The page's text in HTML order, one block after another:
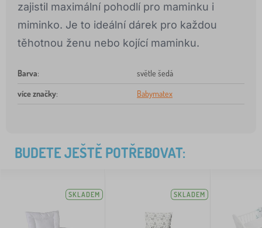
zajistil maximální pohodlí pro maminku i
miminko. Je to ideální dárek pro každou
těhotnou ženu nebo kojící maminku.
Barva: světle šedá
více značky: Babymatex
BUDETE JEŠTĚ POTŘEBOVAT:
SKLADEM SKLADEM